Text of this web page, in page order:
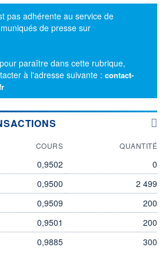
pas adhérente au service de
de presse sur
paraître dans cette rubrique,
à l'adresse suivante : contact-
COURS QUANTITÉ
0,9502
0
0,9500
2 499
0,9509
200
0,9501
200
0,9885 300